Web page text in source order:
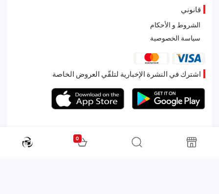
قانوني
الشروط و الأحكام
سياسة الخصوصية
اشترك في النشرة الإخبارية لتلقّي العروض الخاصة
All rights reserved. Powered by Martoo © 2026
0